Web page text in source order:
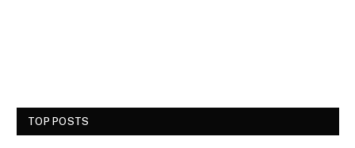
TOP POSTS